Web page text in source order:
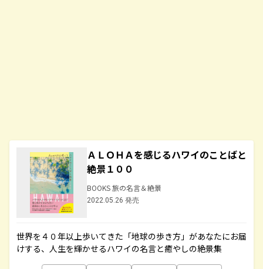
ＡＬＯＨＡを感じるハワイのことばと
絶景１００
BOOKS 旅の名言＆絶景
2022.05.26 発売
世界を４０年以上歩いてきた「地球の歩き方」があなたにお届
けする、人生を輝かせるハワイの名言と癒やしの絶景集